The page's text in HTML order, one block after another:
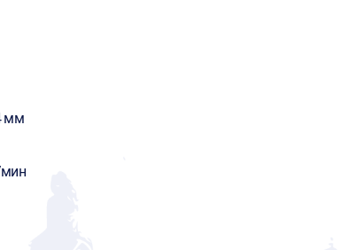
мм